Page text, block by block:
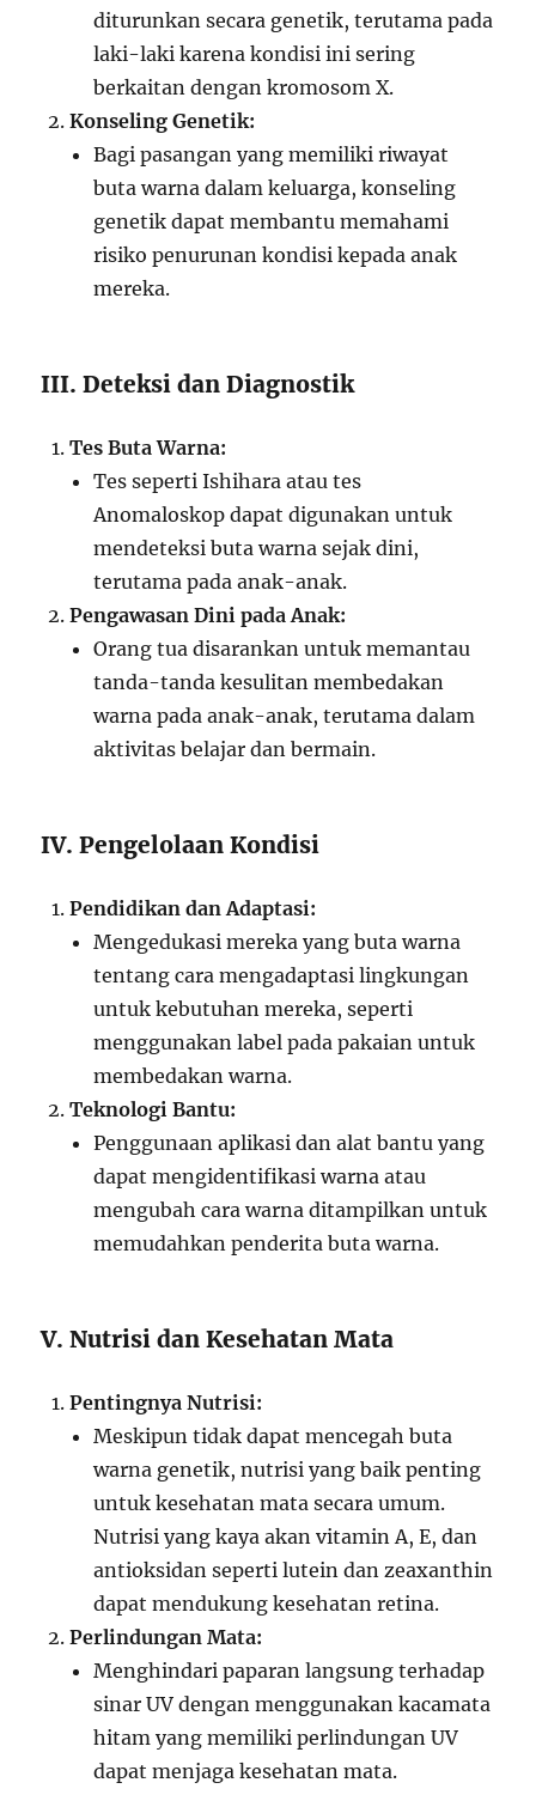
diturunkan secara genetik, terutama pada
laki-laki karena kondisi ini sering
berkaitan dengan kromosom X.
Konseling Genetik:
Bagi pasangan yang memiliki riwayat
buta warna dalam keluarga, konseling
genetik dapat membantu memahami
risiko penurunan kondisi kepada anak
mereka.
III. Deteksi dan Diagnostik
Tes Buta Warna:
Tes seperti Ishihara atau tes
Anomaloskop dapat digunakan untuk
mendeteksi buta warna sejak dini,
terutama pada anak-anak.
Pengawasan Dini pada Anak:
Orang tua disarankan untuk memantau
tanda-tanda kesulitan membedakan
warna pada anak-anak, terutama dalam
aktivitas belajar dan bermain.
IV. Pengelolaan Kondisi
Pendidikan dan Adaptasi:
Mengedukasi mereka yang buta warna
tentang cara mengadaptasi lingkungan
untuk kebutuhan mereka, seperti
menggunakan label pada pakaian untuk
membedakan warna.
Teknologi Bantu:
Penggunaan aplikasi dan alat bantu yang
dapat mengidentifikasi warna atau
mengubah cara warna ditampilkan untuk
memudahkan penderita buta warna.
V. Nutrisi dan Kesehatan Mata
Pentingnya Nutrisi:
Meskipun tidak dapat mencegah buta
warna genetik, nutrisi yang baik penting
untuk kesehatan mata secara umum.
Nutrisi yang kaya akan vitamin A, E, dan
antioksidan seperti lutein dan zeaxanthin
dapat mendukung kesehatan retina.
Perlindungan Mata:
Menghindari paparan langsung terhadap
sinar UV dengan menggunakan kacamata
hitam yang memiliki perlindungan UV
dapat menjaga kesehatan mata.